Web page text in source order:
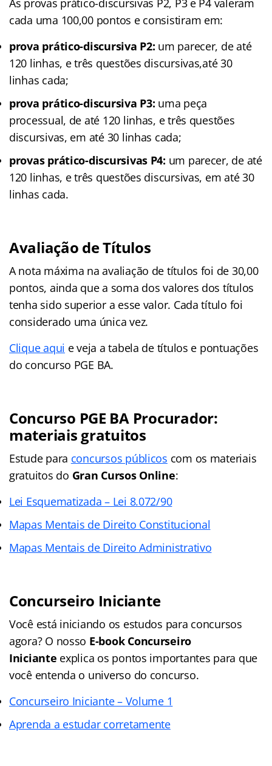
cada uma 100,00 pontos e consistiram em:
prova prático-discursiva P2: um parecer, de até
120 linhas, e três questões discursivas,até 30
linhas cada;
prova prático-discursiva P3: uma peça
processual, de até 120 linhas, e três questões
discursivas, em até 30 linhas cada;
provas prático-discursivas P4: um parecer, de até
120 linhas, e três questões discursivas, em até 30
linhas cada.
Avaliação de Títulos
A nota máxima na avaliação de títulos foi de 30,00
pontos, ainda que a soma dos valores dos títulos
tenha sido superior a esse valor. Cada título foi
considerado uma única vez.
Clique aqui e veja a tabela de títulos e pontuações
do concurso PGE BA.
Concurso PGE BA Procurador:
materiais gratuitos
Estude para concursos públicos com os materiais
gratuitos do Gran Cursos Online:
Lei Esquematizada – Lei 8.072/90
Mapas Mentais de Direito Constitucional
Mapas Mentais de Direito Administrativo
Concurseiro Iniciante
Você está iniciando os estudos para concursos
agora? O nosso E-book Concurseiro
Iniciante explica os pontos importantes para que
você entenda o universo do concurso.
Concurseiro Iniciante – Volume 1
Aprenda a estudar corretamente